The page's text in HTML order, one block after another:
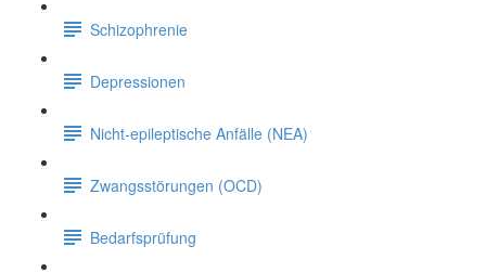
Schizophrenie
Depressionen
Nicht-epileptische Anfälle (NEA)
Zwangsstörungen (OCD)
Bedarfsprüfung